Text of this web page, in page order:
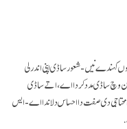
کہندے نیں- شعور ساڈی اپنی اندرلی
ساڈی مدد کردا اے، اتے ساڈی
دی صفت دا احساس دلاندا اے- ایس